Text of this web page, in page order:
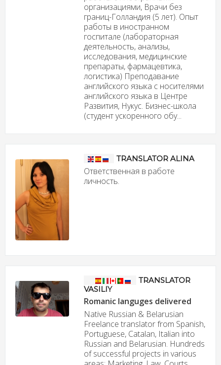
организациями, Врачи без
границ-Голландия (5 лет). Опыт
работы в иностранном
госпитале (лабораторная
деятельность, анализы,
исследования, медицинские
препараты, фармацевтика,
логистика) Преподавание
английского языка с носителями
английского языка в Центре
Развития, Нукус. Бизнес-школа
(студент ускоренного обу...
TRANSLATOR ALINA
Ответственная в работе
личность.
TRANSLATOR
VASILIY
Romanic languges delivered
Native Russian & Belarusian
Freelance translator from Spanish,
Portuguese, Catalan, Italian into
Russian and Belarusian. Hundreds
of successful projects in various